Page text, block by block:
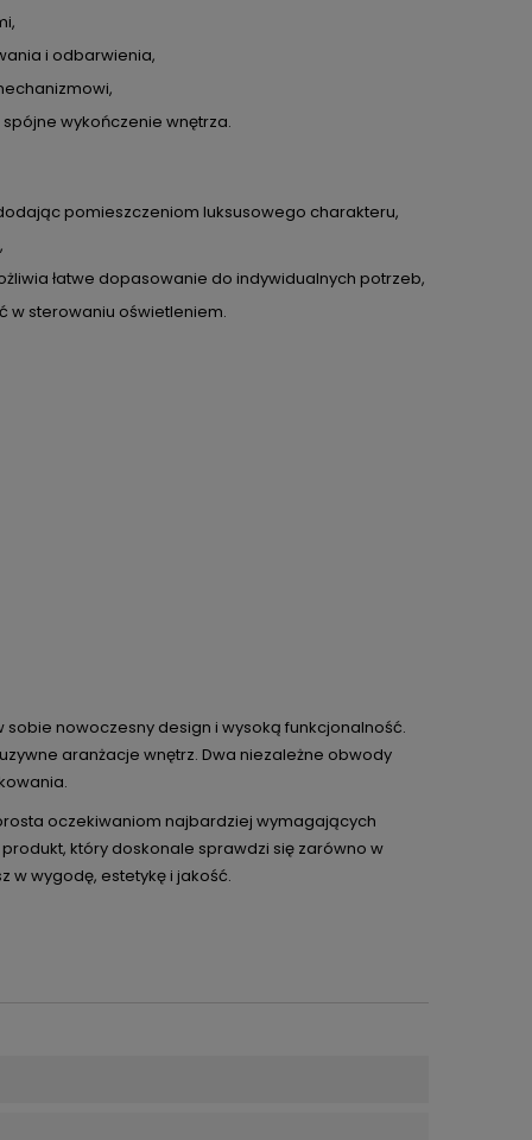
i odbarwienia,
wykończenie wnętrza.
pomieszczeniom luksusowego charakteru,
łatwe dopasowanie do indywidualnych potrzeb,
w sterowaniu oświetleniem.
sobie nowoczesny design i wysoką funkcjonalność.
aranżacje wnętrz. Dwa niezależne obwody
oczekiwaniom najbardziej wymagających
który doskonale sprawdzi się zarówno w
w wygodę, estetykę i jakość.